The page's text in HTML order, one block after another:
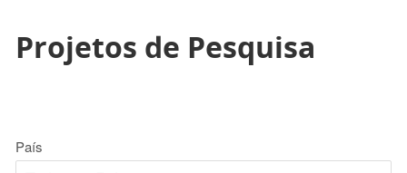
Projetos de Pesquisa
País